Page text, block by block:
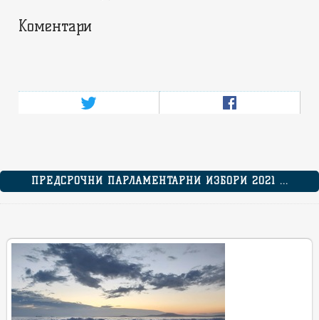
Коментари
ПРЕДСРОЧНИ ПАРЛАМЕНТАРНИ ИЗБОРИ 2021 ...